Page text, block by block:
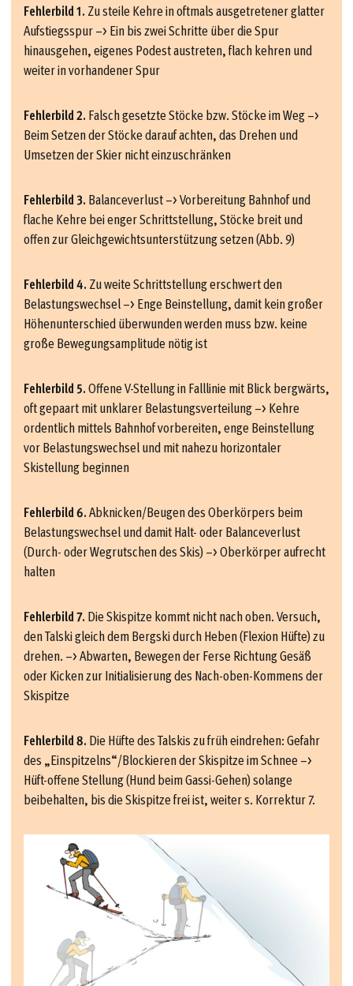
Fehlerbild 1. Zu steile Kehre in oftmals ausgetretener glatter
Aufstiegsspur –> Ein bis zwei Schritte über die Spur
hinausgehen, eigenes Podest austreten, flach kehren und
weiter in vorhandener Spur
Fehlerbild 2. Falsch gesetzte Stöcke bzw. Stöcke im Weg –>
Beim Setzen der Stöcke darauf achten, das Drehen und
Umsetzen der Skier nicht einzuschränken
Fehlerbild 3. Balanceverlust –> Vorbereitung Bahnhof und
flache Kehre bei enger Schrittstellung, Stöcke breit und
offen zur Gleichgewichtsunterstützung setzen (Abb. 9)
Fehlerbild 4. Zu weite Schrittstellung erschwert den
Belastungswechsel –> Enge Beinstellung, damit kein großer
Höhenunterschied überwunden werden muss bzw. keine
große Bewegungsamplitude nötig ist
Fehlerbild 5.Offene V-Stellung in Falllinie mit Blick bergwärts,
oft gepaart mit unklarer Belastungsverteilung –> Kehre
ordentlich mittels Bahnhof vorbereiten, enge Beinstellung
vor Belastungswechsel und mit nahezu horizontaler
Skistellung beginnen
Fehlerbild 6.Abknicken/Beugen des Oberkörpers beim
Belastungswechsel und damit Halt- oder Balanceverlust
(Durch- oder Wegrutschen des Skis) –> Oberkörper aufrecht
halten
Fehlerbild 7. Die Skispitze kommt nicht nach oben. Versuch,
den Talski gleich dem Bergski durch Heben (Flexion Hüfte) zu
drehen. –> Abwarten, Bewegen der Ferse Richtung Gesäß
oder Kicken zur Initialisierung des Nach-oben-Kommens der
Skispitze
Fehlerbild 8. Die Hüfte des Talskis zu früh eindrehen: Gefahr
des „Einspitzelns“/Blockieren der Skispitze im Schnee –>
Hüft-offene Stellung (Hund beim Gassi-Gehen) solange
beibehalten, bis die Skispitze frei ist, weiter s. Korrektur 7.